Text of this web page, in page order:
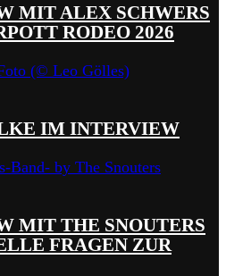
MIT ALEX SCHWERS
RODEO 2026
IM INTERVIEW
MIT THE SNOUTERS
FRAGEN ZUR